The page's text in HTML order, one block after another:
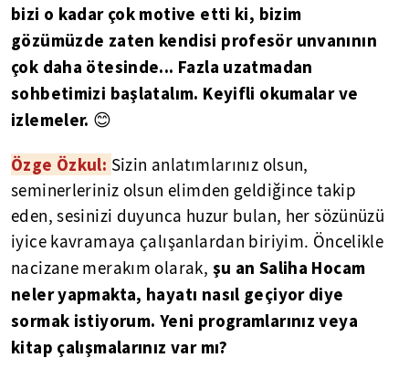
bizi o kadar çok motive etti ki, bizim
gözümüzde zaten kendisi profesör unvanının
çok daha ötesinde... Fazla uzatmadan
sohbetimizi başlatalım. Keyifli okumalar ve
izlemeler. 😊
Özge Özkul: Sizin anlatımlarınız olsun,
seminerleriniz olsun elimden geldiğince takip
eden, sesinizi duyunca huzur bulan, her sözünüzü
iyice kavramaya çalışanlardan biriyim. Öncelikle
nacizane merakım olarak, şu an Saliha Hocam
neler yapmakta, hayatı nasıl geçiyor diye
sormak istiyorum. Yeni programlarınız veya
kitap çalışmalarınız var mı?